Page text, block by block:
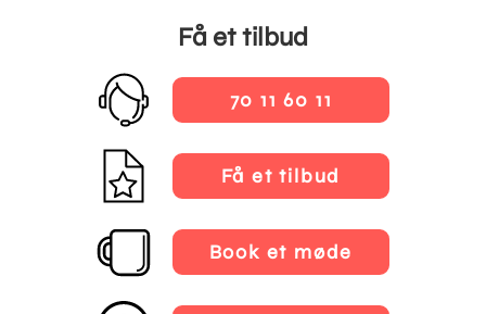
Få et tilbud
70 11 60 11
Få et tilbud
Book et møde